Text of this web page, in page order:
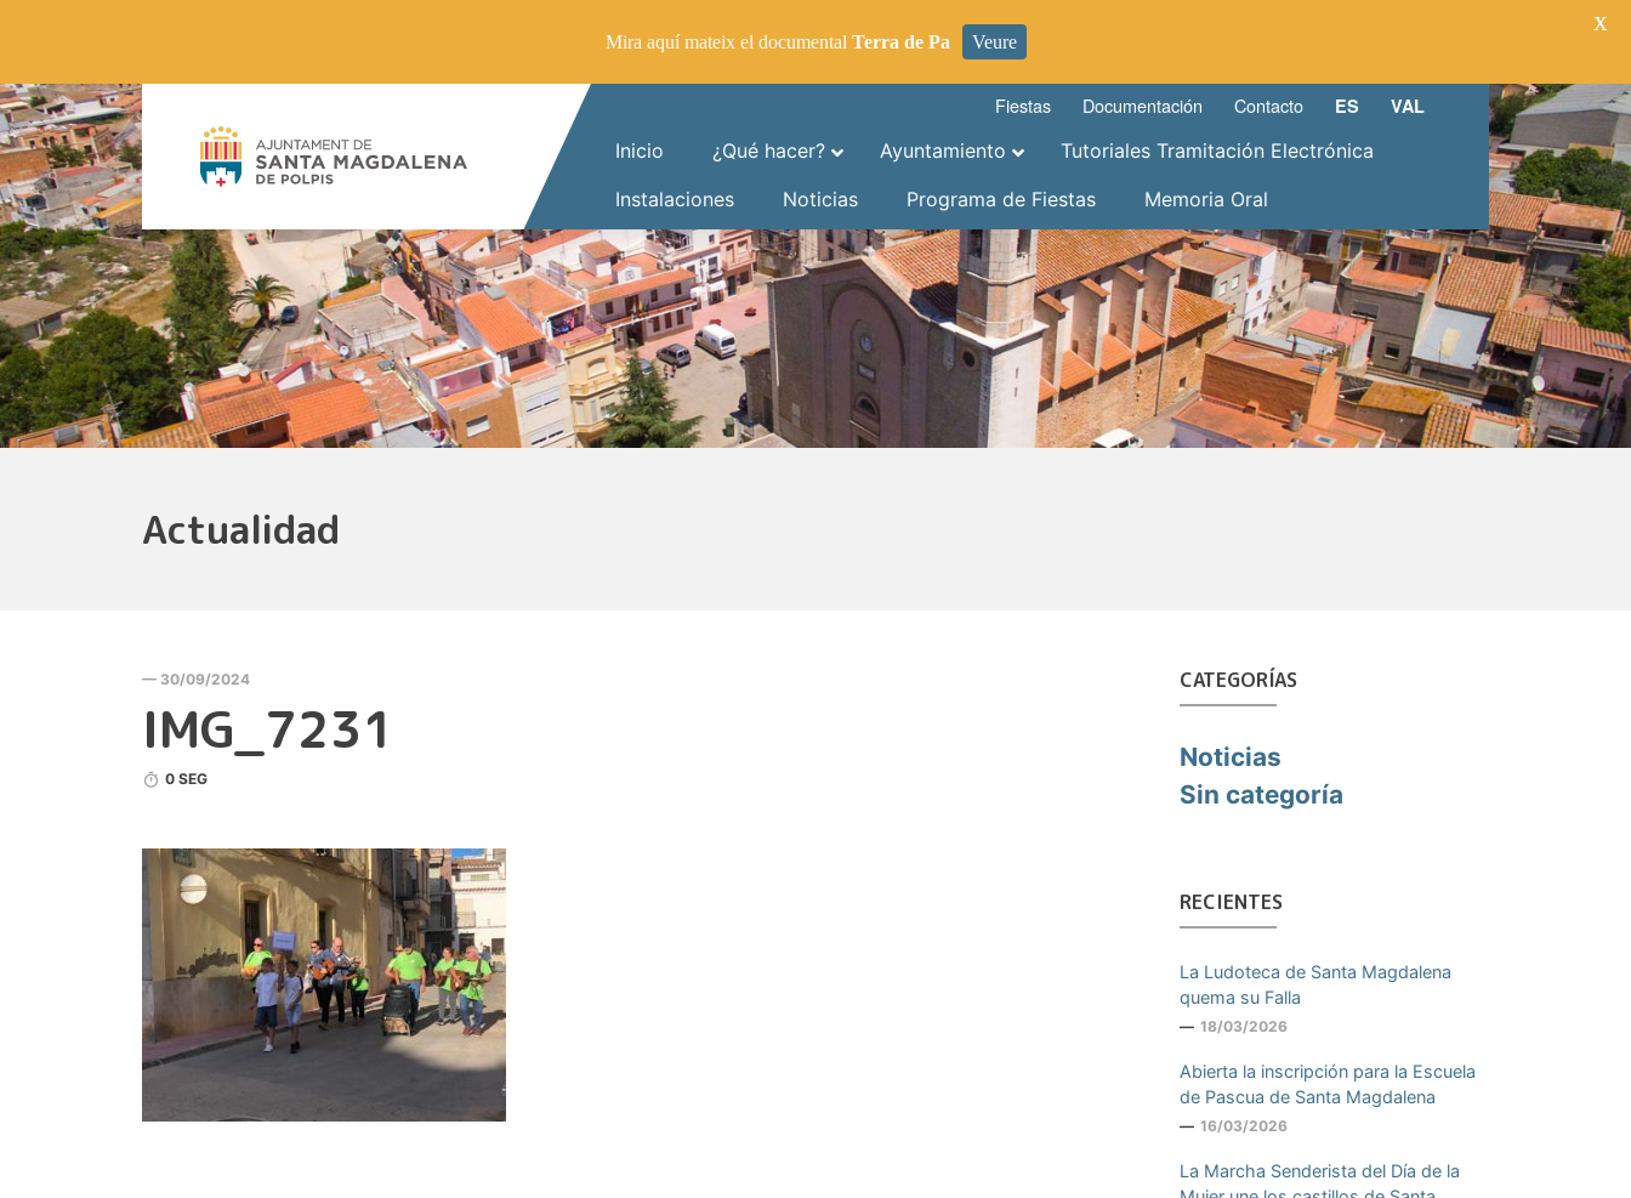
Fiestas Documentación Contacto ES
VAL
Inicio
¿Qué hacer? Ayuntamiento
Tutoriales Tramitación Electrónica
Instalaciones
Noticias Programa de Fiestas Memoria Oral
Actualidad
— 30/09/2024
IMG_7231
0 SEG
CATEGORÍAS
Noticias
Sin categoría
RECIENTES
La Ludoteca de Santa Magdalena
quema su Falla
18/03/2026
Abierta la inscripción para la Escuela
de Pascua de Santa Magdalena
16/03/2026
La Marcha Senderista del Día de la
Mira aquí mateix el documental Terra de Pa Veure
X